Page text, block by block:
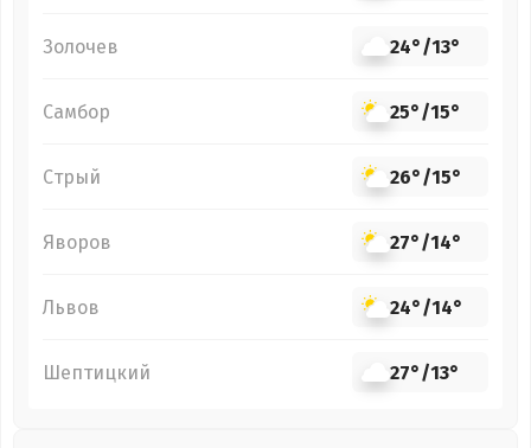
Золочев 24°/13°
Самбор 25°/15°
Стрый 26°/15°
Яворов 27°/14°
Львов 24°/14°
Шептицкий 27°/13°